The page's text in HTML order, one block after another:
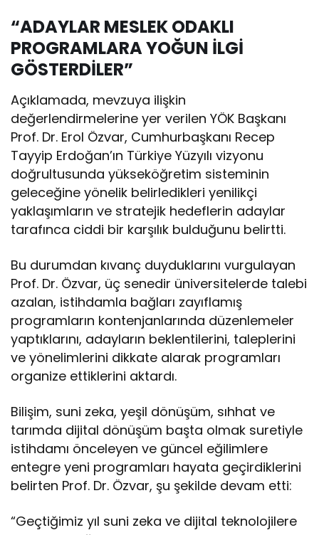
“ADAYLAR MESLEK ODAKLI
PROGRAMLARA YOĞUN İLGİ
GÖSTERDİLER”
Açıklamada, mevzuya ilişkin
değerlendirmelerine yer verilen YÖK Başkanı
Prof. Dr. Erol Özvar, Cumhurbaşkanı Recep
Tayyip Erdoğan’ın Türkiye Yüzyılı vizyonu
doğrultusunda yükseköğretim sisteminin
geleceğine yönelik belirledikleri yenilikçi
yaklaşımların ve stratejik hedeflerin adaylar
tarafınca ciddi bir karşılık bulduğunu belirtti.
Bu durumdan kıvanç duyduklarını vurgulayan
Prof. Dr. Özvar, üç senedir üniversitelerde talebi
azalan, istihdamla bağları zayıflamış
programların kontenjanlarında düzenlemeler
yaptıklarını, adayların beklentilerini, taleplerini
ve yönelimlerini dikkate alarak programları
organize ettiklerini aktardı.
Bilişim, suni zeka, yeşil dönüşüm, sıhhat ve
tarımda dijital dönüşüm başta olmak suretiyle
istihdamı önceleyen ve güncel eğilimlere
entegre yeni programları hayata geçirdiklerini
belirten Prof. Dr. Özvar, şu şekilde devam etti:
“Geçtiğimiz yıl suni zeka ve dijital teknolojilere